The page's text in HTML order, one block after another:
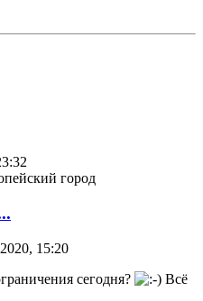
город
15:20
сегодня?
Всё